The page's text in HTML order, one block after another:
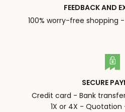
FEEDBACK AND
100% worry-free shopping
SECURE
Credit card - Bank
1X or 4X -